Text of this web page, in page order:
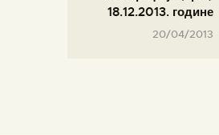
18.12.2013. године
20/04/2013